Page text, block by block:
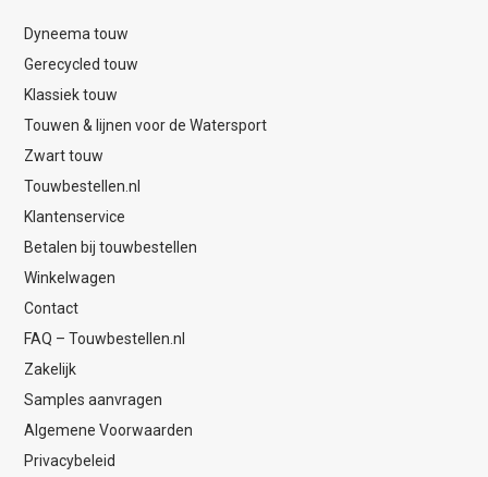
Dyneema touw
Gerecycled touw
Klassiek touw
Touwen & lijnen voor de Watersport
Zwart touw
Touwbestellen.nl
Klantenservice
Betalen bij touwbestellen
Winkelwagen
Contact
FAQ – Touwbestellen.nl
Zakelijk
Samples aanvragen
Algemene Voorwaarden
Privacybeleid